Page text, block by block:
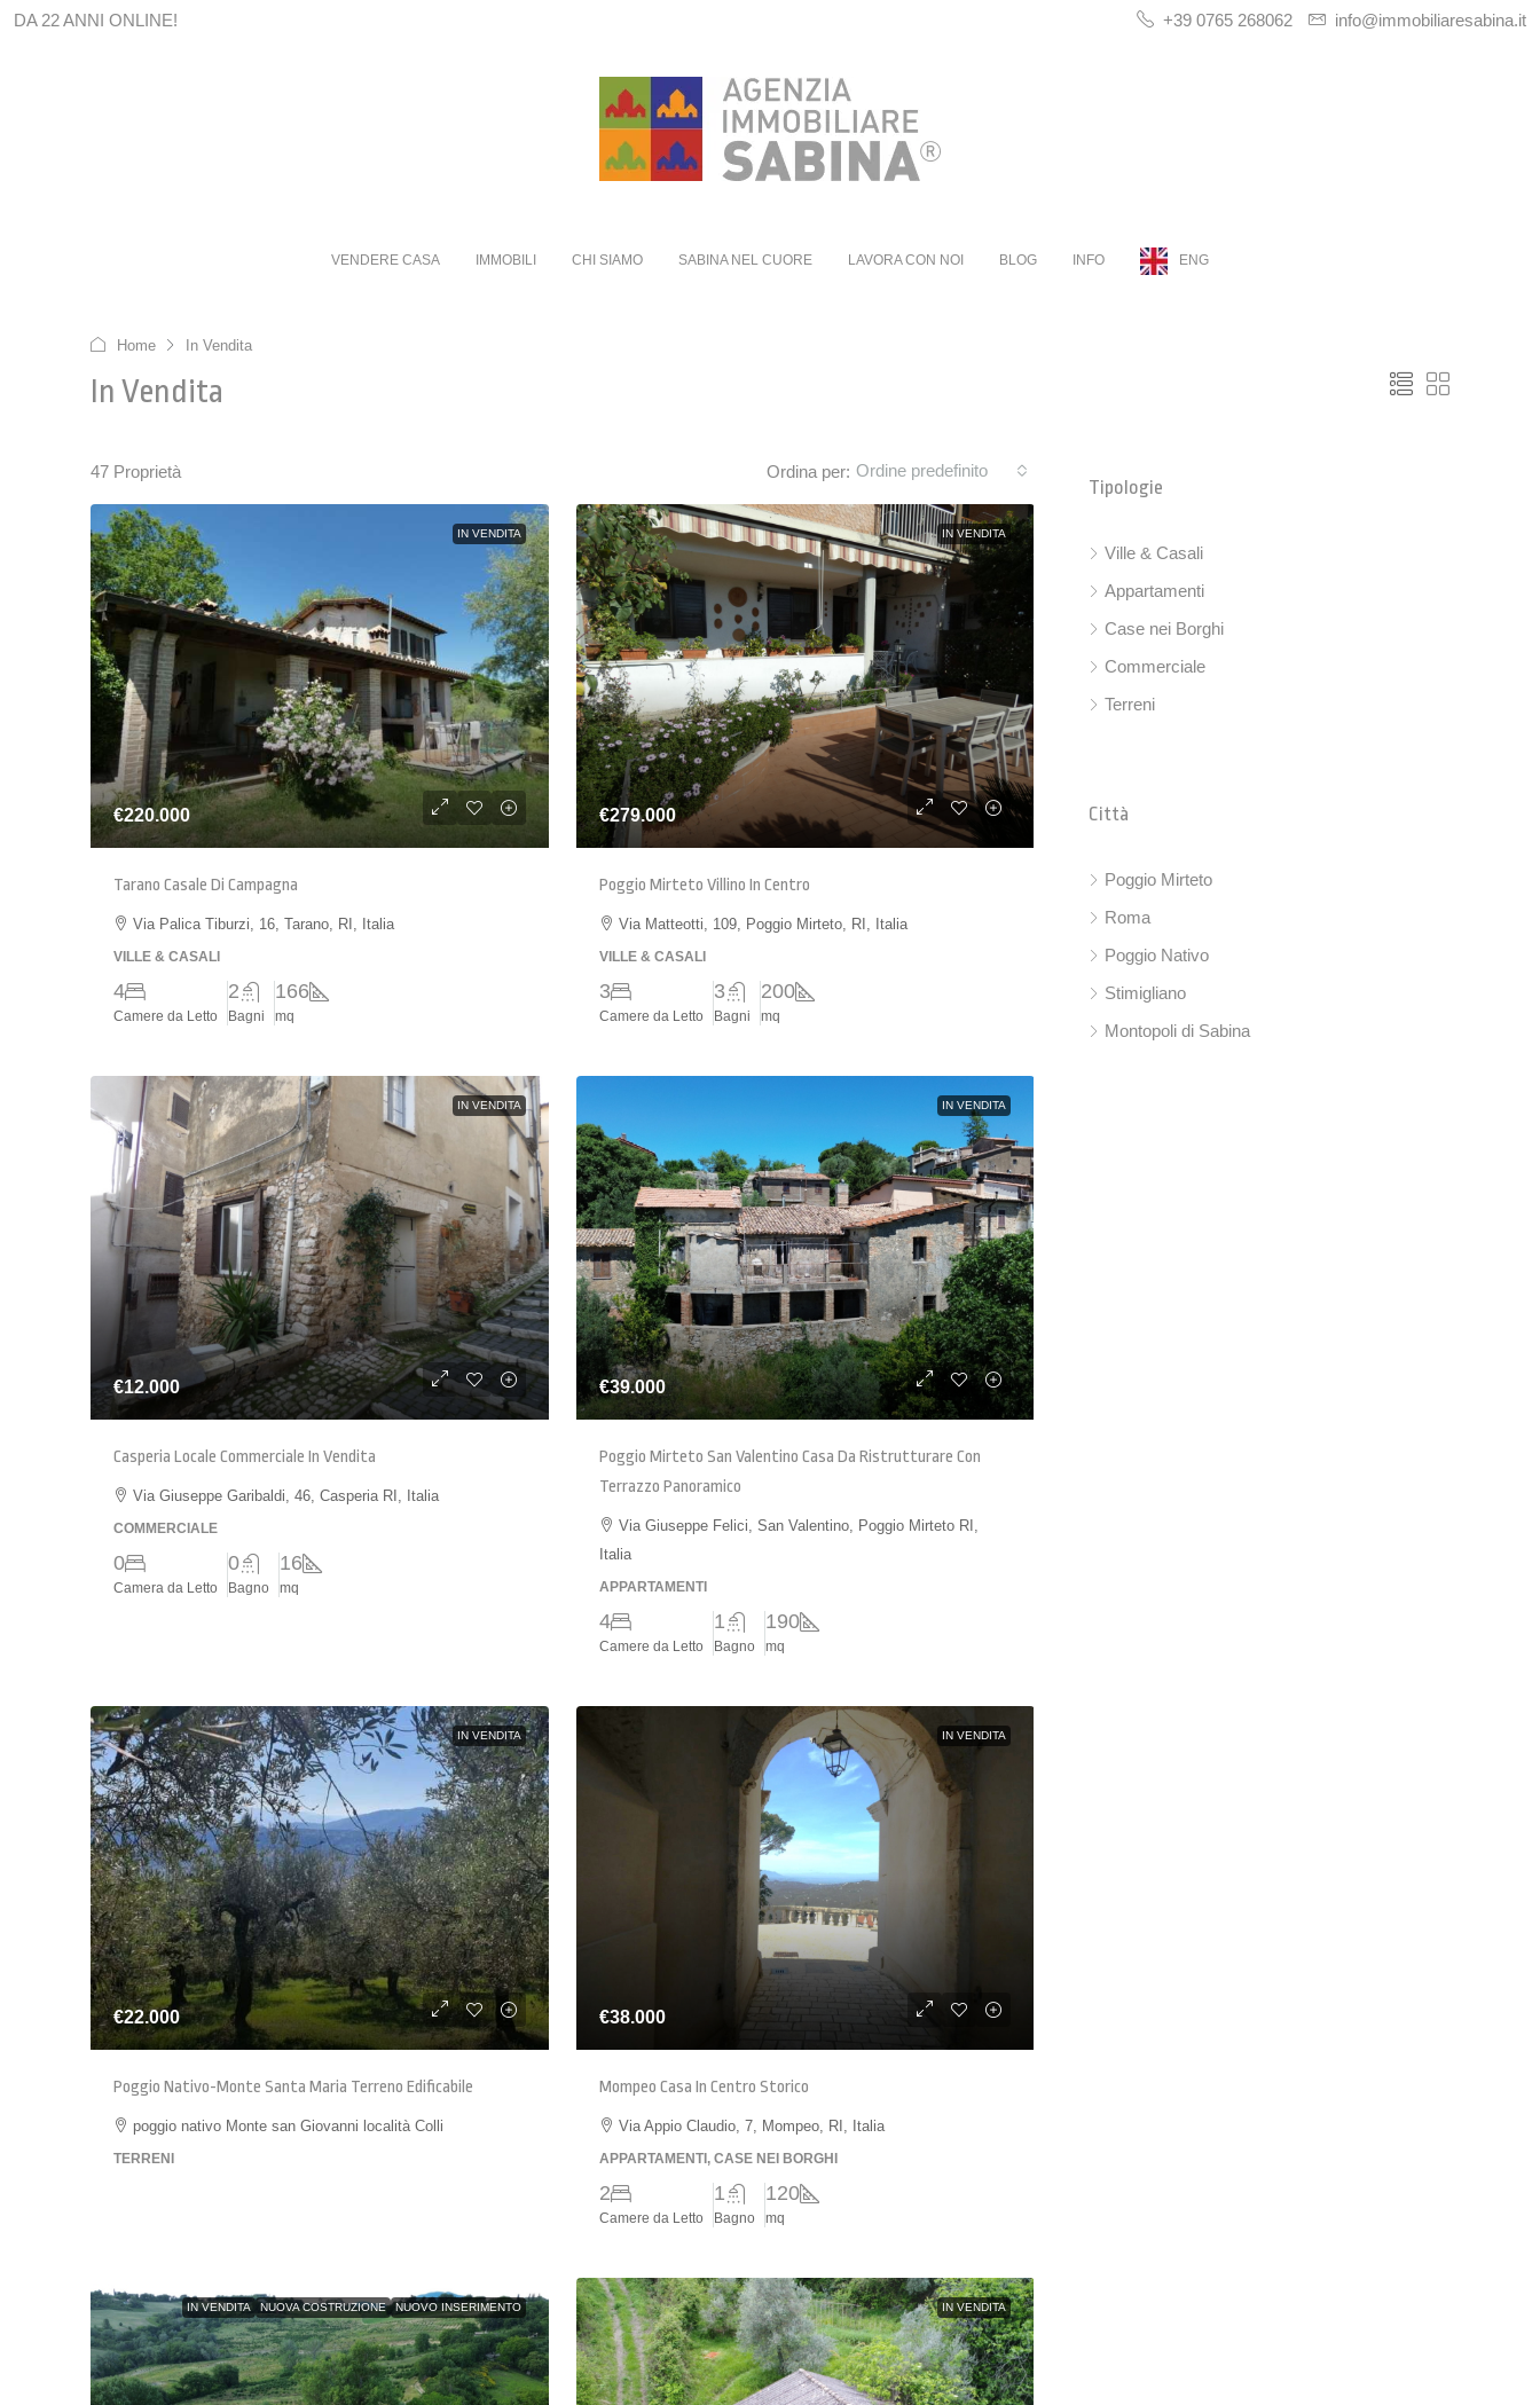
DA 22 ANNI ONLINE! +39 0765 268062 info@immobiliaresabina.it
VENDERE CASA IMMOBILI CHI SIAMO SABINA NEL CUORE LAVORA CON NOI BLOG INFO ENG
Home In Vendita
In Vendita
47 Proprietà Ordina per: Ordine predefinito
IN VENDITA
€220.000
Tarano Casale Di Campagna
Via Palica Tiburzi, 16, Tarano, RI, Italia
VILLE & CASALI
4
Camere da Letto
2
Bagni
166
mq
IN VENDITA
€279.000
Poggio Mirteto Villino In Centro
Via Matteotti, 109, Poggio Mirteto, RI, Italia
VILLE & CASALI
3
Camere da Letto
3
Bagni
200
mq
IN VENDITA
€12.000
Casperia Locale Commerciale In Vendita
Via Giuseppe Garibaldi, 46, Casperia RI, Italia
COMMERCIALE
0
Camera da Letto
0
Bagno
16
mq
IN VENDITA
€39.000
Poggio Mirteto San Valentino Casa Da Ristrutturare Con
Terrazzo Panoramico
Via Giuseppe Felici, San Valentino, Poggio Mirteto RI,
Italia
APPARTAMENTI
4
Camere da Letto
1
Bagno
190
mq
IN VENDITA
€22.000
Poggio Nativo-Monte Santa Maria Terreno Edificabile
poggio nativo Monte san Giovanni località Colli
TERRENI
IN VENDITA
€38.000
Mompeo Casa In Centro Storico
Via Appio Claudio, 7, Mompeo, RI, Italia
APPARTAMENTI, CASE NEI BORGHI
2
Camere da Letto
1
Bagno
120
mq
IN VENDITA NUOVA COSTRUZIONE NUOVO INSERIMENTO IN VENDITA
Tipologie
Ville & Casali
Appartamenti
Case nei Borghi
Commerciale
Terreni
Città
Poggio Mirteto
Roma
Poggio Nativo
Stimigliano
Montopoli di Sabina